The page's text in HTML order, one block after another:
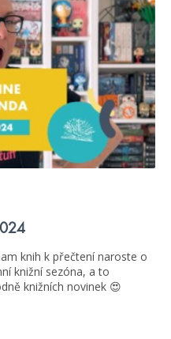
knih k přečtení naroste o
knižní sezóna, a to
knižních novinek 😍